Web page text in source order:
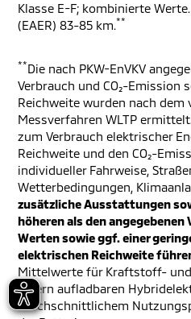
Klasse E-F; kombinierte
(EAER) 83-85 km.**
**Die nach PKW-EnVKV
Verbrauch und CO₂-Emission
Reichweite wurden nach dem
Messverfahren WLTP
zum Verbrauch elektrischer
Reichweite und den CO₂-
individueller Fahrweise,
Wetterbedingungen,
zusätzliche Ausstattungen
höheren als den angegebenen
Werten sowie ggf. einer
elektrischen Reichweite
Mittelwerte für Kraftstoff-
extern aufladbaren
durchschnittlichem